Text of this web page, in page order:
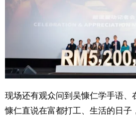
现场还有观众问到吴慷仁学手语、
慷仁直说在富都打工、生活的日子